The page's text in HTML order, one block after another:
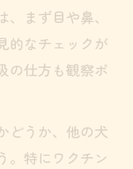
まず目や鼻、
的なチェックが
の仕方も観察ポ
どうか、他の犬
。特にワクチン